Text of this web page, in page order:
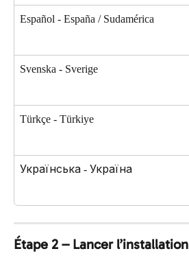
Español - España / Sudamérica
Svenska - Sverige
Türkçe - Türkiye
Українська - Україна
Étape 2 – Lancer l’installation